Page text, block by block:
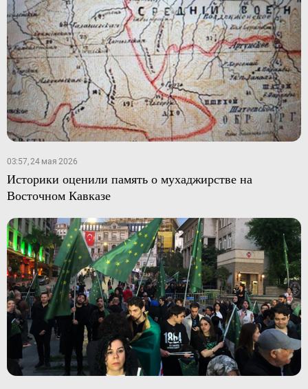
03:57, 24 мая 2026
Историки оценили память о мухаджирстве на
Восточном Кавказе